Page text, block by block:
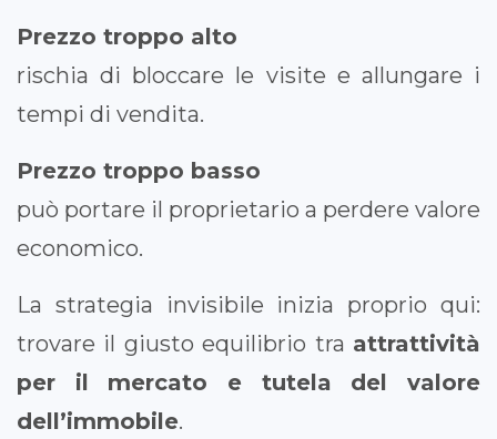
Prezzo troppo alto
rischia di bloccare le visite e allungare i
tempi di vendita.
Prezzo troppo basso
può portare il proprietario a perdere valore
economico.
La strategia invisibile inizia proprio qui:
trovare il giusto equilibrio tra attrattività
per il mercato e tutela del valore
dell’immobile.